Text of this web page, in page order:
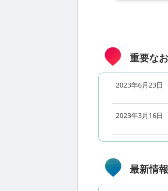
重要な
2023年6月23日
2023年3月16日
2022年3月22日
最新情